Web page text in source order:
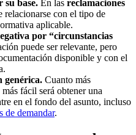
su base. En las reclamaciones
relacionarse con el tipo de
aplicable.
por “circunstancias
puede ser relevante, pero
disponible y con el
genérica. Cuanto más
fácil será obtener una
en el fondo del asunto, incluso
de demandar.